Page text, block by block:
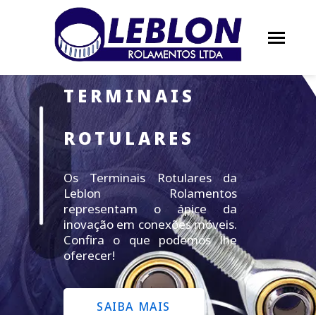
TERMINAIS
ROTULARES
Os Terminais Rotulares da
Leblon Rolamentos
representam o ápice da
inovação em conexões móveis.
Confira o que podemos lhe
oferecer!
SAIBA MAIS